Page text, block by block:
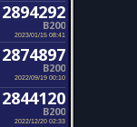
2894292
B200
2023/01/15 08:41
2874897
B200
2022/09/19 00:10
2844120
B200
2022/12/20 02:33